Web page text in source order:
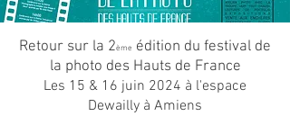
Retour sur la 2ème édition du festival de
la photo des Hauts de France
Les 15 & 16 juin 2024 à l'espace
Dewailly à Amiens